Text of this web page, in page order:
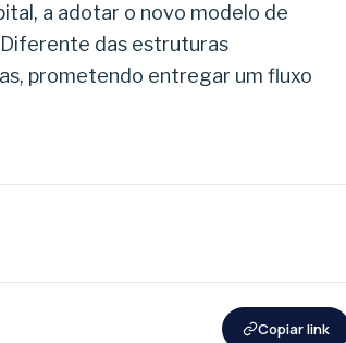
a adotar o novo modelo de
das estruturas
prometendo entregar um fluxo
Copiar link